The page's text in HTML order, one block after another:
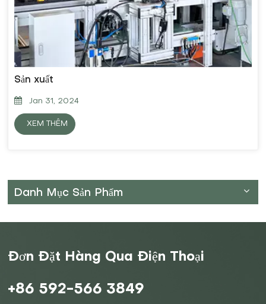
Sản xuất
Jan 31, 2024
XEM THÊM
Danh Mục Sản Phẩm
Đơn Đặt Hàng Qua Điện Thoại
+86 592-566 3849